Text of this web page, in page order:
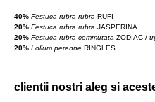
40% Festuca rubra rubra RUFI
20% Festuca rubra rubra JASPERINA
20% Festuca rubra commutata ZODIAC /
20% Lolium perenne RINGLES
clientii nostri aleg si